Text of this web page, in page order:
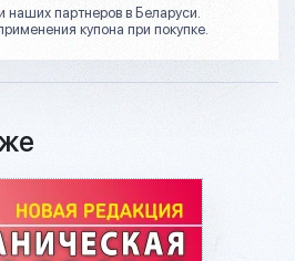
наших партнеров в Беларуси.
купона при покупке.